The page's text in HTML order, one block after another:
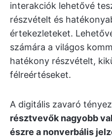
interakciók lehetővé
részvételt és
értekezleteket.
számára a világos
hatékony részvételt,
félreértéseket.
A digitális zavaró
résztvevők nagyobb
észre a nonverbális